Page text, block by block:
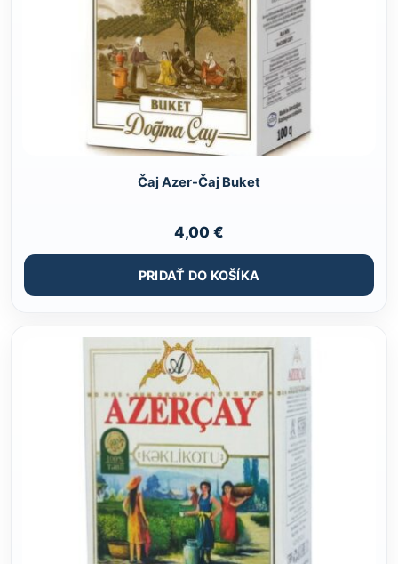
Čaj Azer-Čaj Buket
4,00 €
PRIDAŤ DO KOŠÍKA